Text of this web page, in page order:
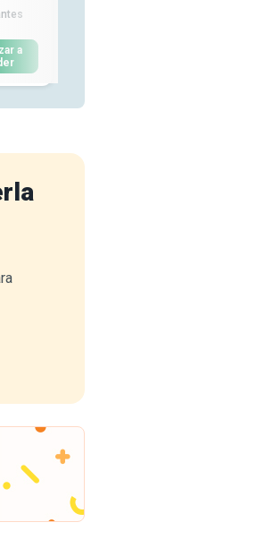
los
a